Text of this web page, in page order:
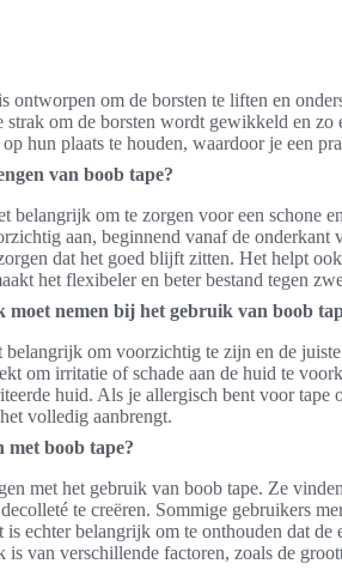
ontworpen om de borsten te liften en
strak om de borsten wordt gewikkeld en
hun plaats te houden, waardoor je een
van boob tape?
belangrijk om te zorgen voor een schone
aan, beginnend vanaf de onderkant
dat het goed blijft zitten. Het helpt
het flexibeler en beter bestand tegen
nemen bij het gebruik van boob
om voorzichtig te zijn en de
om irritatie of schade aan de huid te
huid. Als je allergisch bent voor tape
volledig aanbrengt.
boob tape?
met het gebruik van boob tape. Ze
te creëren. Sommige gebruikers
echter belangrijk om te onthouden dat
is van verschillende factoren, zoals de